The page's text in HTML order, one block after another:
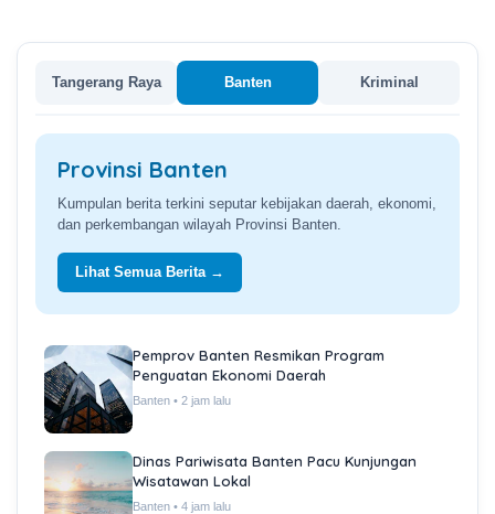
Tangerang Raya Banten Kriminal
Provinsi Banten
Kumpulan berita terkini seputar kebijakan daerah, ekonomi,
dan perkembangan wilayah Provinsi Banten.
Lihat Semua Berita →
Pemprov Banten Resmikan Program
Penguatan Ekonomi Daerah
Banten • 2 jam lalu
Dinas Pariwisata Banten Pacu Kunjungan
Wisatawan Lokal
Banten • 4 jam lalu